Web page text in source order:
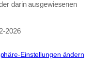
darin ausgewiesenen
Einstellungen ändern